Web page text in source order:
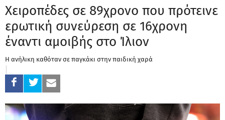
Χειροπέδες σε 89χρονο που πρότεινε
ερωτική συνεύρεση σε 16χρονη
έναντι αμοιβής στο Ίλιον
Η ανήλικη καθόταν σε παγκάκι στην παιδική χαρά